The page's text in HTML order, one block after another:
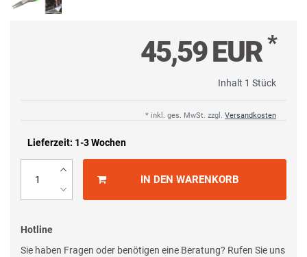
45,59 EUR*
Inhalt 1 Stück
* inkl. ges. MwSt. zzgl. Versandkosten
Lieferzeit: 1-3 Wochen
IN DEN WARENKORB
Hotline
Sie haben Fragen oder benötigen eine Beratung? Rufen Sie uns